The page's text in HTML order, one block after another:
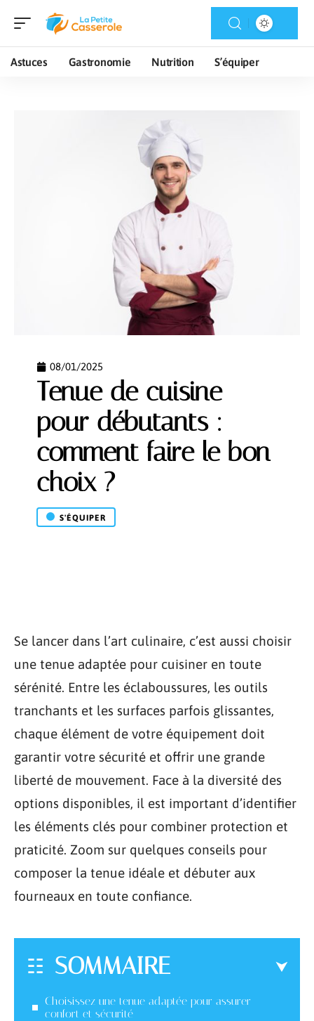
Astuces Gastronomie Nutrition S’équiper
08/01/2025
Tenue de cuisine
pour débutants :
comment faire le bon
choix ?
S'ÉQUIPER
Se lancer dans l’art culinaire, c’est aussi choisir
une tenue adaptée pour cuisiner en toute
sérénité. Entre les éclaboussures, les outils
tranchants et les surfaces parfois glissantes,
chaque élément de votre équipement doit
garantir votre sécurité et offrir une grande
liberté de mouvement. Face à la diversité des
options disponibles, il est important d’identifier
les éléments clés pour combiner protection et
praticité. Zoom sur quelques conseils pour
composer la tenue idéale et débuter aux
fourneaux en toute confiance.
SOMMAIRE
Choisissez une tenue adaptée pour assurer
confort et sécurité